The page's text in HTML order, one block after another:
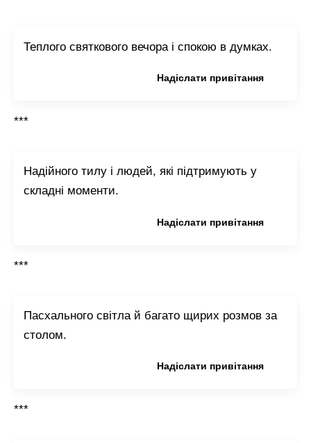
Теплого святкового вечора і спокою в думках.
Надіслати привітання
***
Надійного тилу і людей, які підтримують у
складні моменти.
Надіслати привітання
***
Пасхального світла й багато щирих розмов за
столом.
Надіслати привітання
***